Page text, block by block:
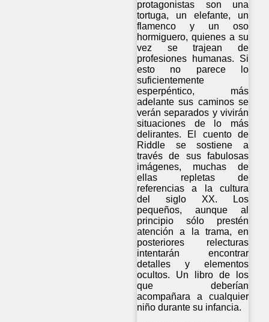
protagonistas son una
tortuga, un elefante, un
flamenco y un oso
hormiguero, quienes a su
vez se trajean de
profesiones humanas. Si
esto no parece lo
suficientemente
esperpéntico, más
adelante sus caminos se
verán separados y vivirán
situaciones de lo más
delirantes. El cuento de
Riddle se sostiene a
través de sus fabulosas
imágenes, muchas de
ellas repletas de
referencias a la cultura
del siglo XX. Los
pequeños, aunque al
principio sólo prestén
atención a la trama, en
posteriores relecturas
intentarán encontrar
detalles y elementos
ocultos. Un libro de los
que deberían
acompañara a cualquier
niño durante su infancia.